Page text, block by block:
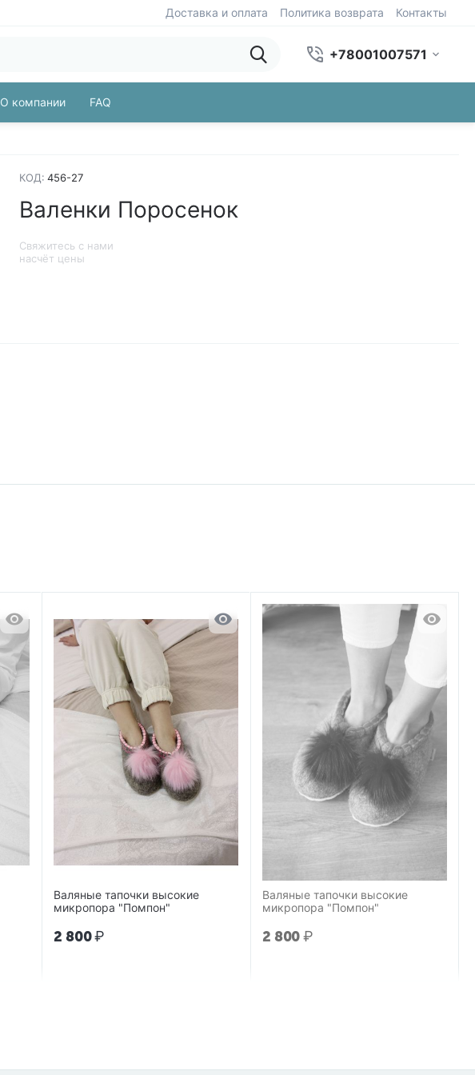
Доставка и оплата Политика возврата Контакты
+78001007571
О компании FAQ
КОД: 456-27
Валенки Поросенок
Свяжитесь с нами
насчёт цены
Валяные тапочки высокие
микропора "Помпон"
2 800₽
Валяные тапочки высокие
микропора "Помпон"
2 800₽